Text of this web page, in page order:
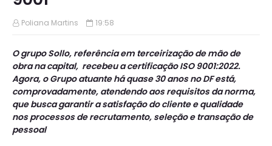
Poliana Martins 19:58
O grupo Sollo, referência em terceirização de mão de
obra na capital, recebeu a certificação ISO 9001:2022.
Agora, o Grupo atuante há quase 30 anos no DF está,
comprovadamente, atendendo aos requisitos da norma,
que busca garantir a satisfação do cliente e qualidade
nos processos de recrutamento, seleção e transação de
pessoal